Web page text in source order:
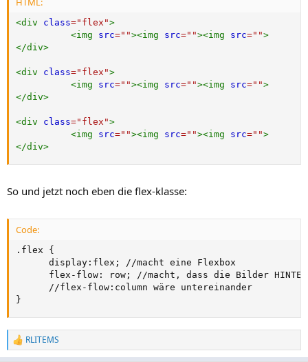
<div class=" flex ">
<img src=" "><img src=" "><img src=" ">
</div>
<div class=" flex ">
<img src=" "><img src=" "><img src=" ">
</div>
<div class=" flex ">
<img src=" "><img src=" "><img src=" ">
</div>
So und jetzt noch eben die flex-klasse:
Code:
.flex {
      display:flex; //macht eine Flexbox
flex-flow: row; //macht, dass die Bilder
      //flex-flow:column wäre untereinander
}
R
e
RLITEMS